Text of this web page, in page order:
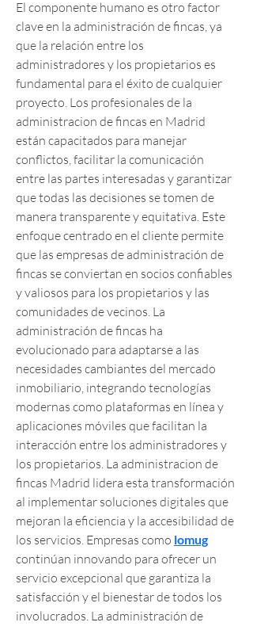
El componente humano es otro factor
clave en la administración de fincas, ya
que la relación entre los
administradores y los propietarios es
fundamental para el éxito de cualquier
proyecto. Los profesionales de la
administracion de fincas en Madrid
están capacitados para manejar
conflictos, facilitar la comunicación
entre las partes interesadas y garantizar
que todas las decisiones se tomen de
manera transparente y equitativa. Este
enfoque centrado en el cliente permite
que las empresas de administración de
fincas se conviertan en socios confiables
y valiosos para los propietarios y las
comunidades de vecinos. La
administración de fincas ha
evolucionado para adaptarse a las
necesidades cambiantes del mercado
inmobiliario, integrando tecnologías
modernas como plataformas en línea y
aplicaciones móviles que facilitan la
interacción entre los administradores y
los propietarios. La administracion de
fincas Madrid lidera esta transformación
al implementar soluciones digitales que
mejoran la eficiencia y la accesibilidad de
los servicios. Empresas como lomug
continúan innovando para ofrecer un
servicio excepcional que garantiza la
satisfacción y el bienestar de todos los
involucrados. La administración de